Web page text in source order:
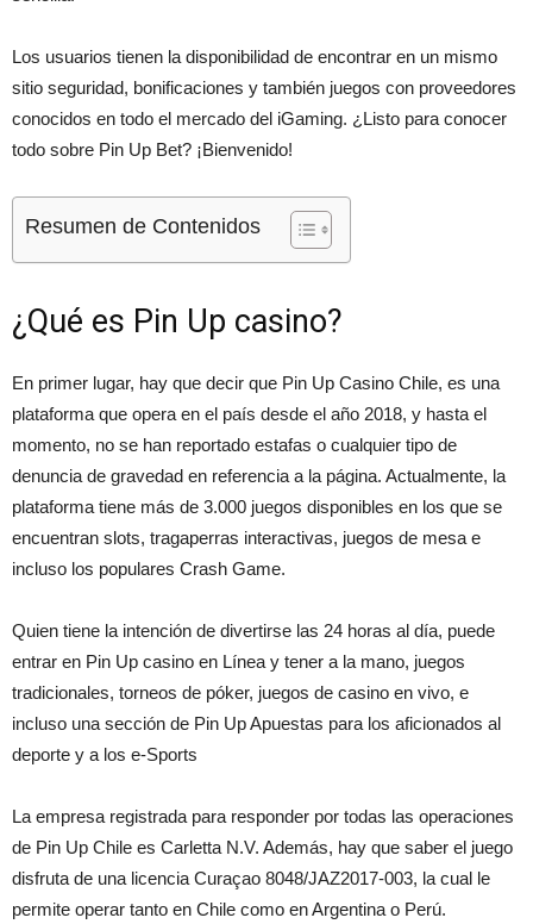
Los usuarios tienen la disponibilidad de encontrar en un mismo
sitio seguridad, bonificaciones y también juegos con proveedores
conocidos en todo el mercado del iGaming. ¿Listo para conocer
todo sobre Pin Up Bet? ¡Bienvenido!
Resumen de Contenidos
¿Qué es Pin Up casino?
En primer lugar, hay que decir que Pin Up Casino Chile, es una
plataforma que opera en el país desde el año 2018, y hasta el
momento, no se han reportado estafas o cualquier tipo de
denuncia de gravedad en referencia a la página. Actualmente, la
plataforma tiene más de 3.000 juegos disponibles en los que se
encuentran slots, tragaperras interactivas, juegos de mesa e
incluso los populares Crash Game.
Quien tiene la intención de divertirse las 24 horas al día, puede
entrar en Pin Up casino en Línea y tener a la mano, juegos
tradicionales, torneos de póker, juegos de casino en vivo, e
incluso una sección de Pin Up Apuestas para los aficionados al
deporte y a los e-Sports
La empresa registrada para responder por todas las operaciones
de Pin Up Chile es Carletta N.V. Además, hay que saber el juego
disfruta de una licencia Curaçao 8048/JAZ2017-003, la cual le
permite operar tanto en Chile como en Argentina o Perú.